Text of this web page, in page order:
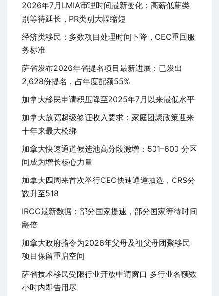
2026年7月LMIA审理时间最新变化：高薪低薪类
别等待延长，PR类别大幅缩短
经济类移民：多数项目处理时间下降，CEC重回服
务标准
萨省发布2026年省提名项目最新进展：已发出
2,628份提名，占年度配额55%
加拿大移民申请积压降至2025年7月以来最低水平
加拿大放宽超级签证收入要求：家庭团聚政策迎来
十年来最大松绑
加拿大快速通道候选池高分段激增：501–600 分区
间成为增长核心力量
加拿大四周来首次举行CEC快速通道抽选，CRS分
数升至518
IRCC最新数据：部分国家提速，部分国家等待时间
翻倍
加拿大政府指令为2026年父母及祖父母团聚移民
项目保留重启空间
萨省技术移民受限行业开放申请窗口 多行业名额数
小时内即告用尽